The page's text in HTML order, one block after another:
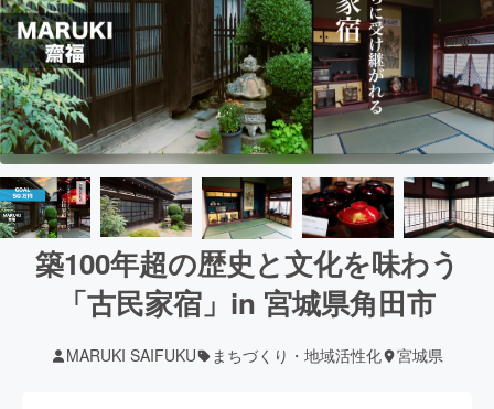
築100年超の歴史と文化を味わう
「古民家宿」in 宮城県角田市
MARUKI SAIFUKU まちづくり・地域活性化 宮城県